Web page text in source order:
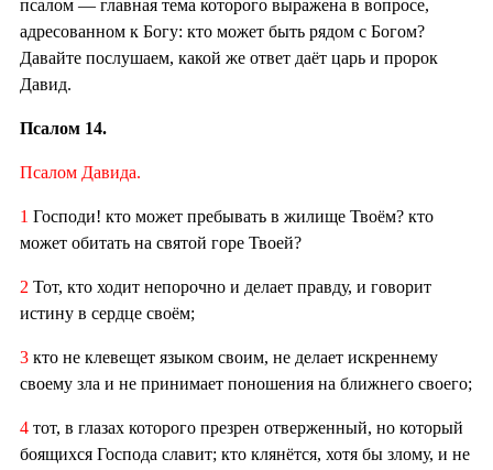
псалом — главная тема которого выражена в вопросе,
адресованном к Богу: кто может быть рядом с Богом?
Давайте послушаем, какой же ответ даёт царь и пророк
Давид.
Псалом 14.
Псалом Давида.
1 Господи! кто может пребывать в жилище Твоём? кто
может обитать на святой горе Твоей?
2 Тот, кто ходит непорочно и делает правду, и говорит
истину в сердце своём;
3 кто не клевещет языком своим, не делает искреннему
своему зла и не принимает поношения на ближнего своего;
4 тот, в глазах которого презрен отверженный, но который
боящихся Господа славит; кто клянётся, хотя бы злому, и не